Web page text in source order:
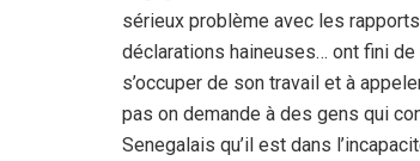
sérieux problème avec les
déclarations haineuses… ont fini
s’occuper de son travail et à
pas on demande à des gens qui
Senegalais qu’il est dans